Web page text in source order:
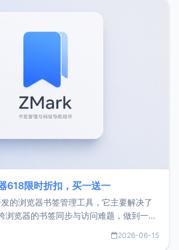
618限时折扣，买一送一
的浏览器书签管理工具，它主要解决了
浏览器的书签同步与访问难题，做到一处
ZMark官网地址：
2026-06-15